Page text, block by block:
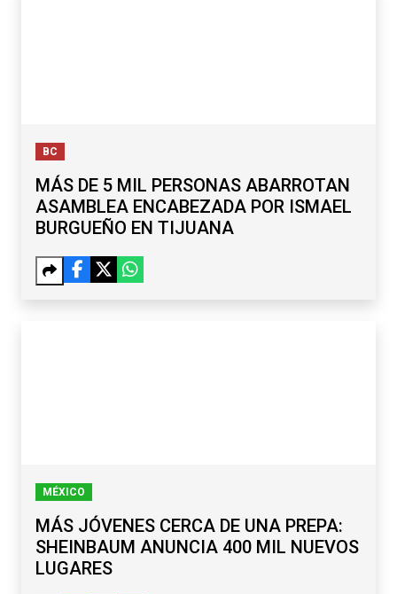
BC
MÁS DE 5 MIL PERSONAS ABARROTAN
ASAMBLEA ENCABEZADA POR ISMAEL
BURGUEÑO EN TIJUANA
MÉXICO
MÁS JÓVENES CERCA DE UNA PREPA:
SHEINBAUM ANUNCIA 400 MIL NUEVOS
LUGARES